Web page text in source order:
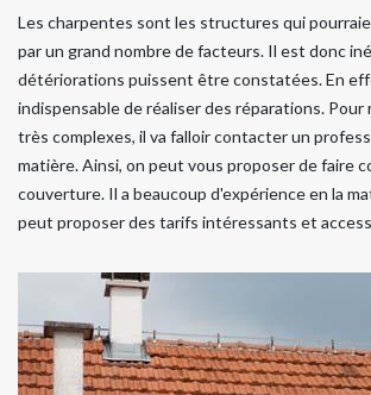
Les charpentes sont les structures qui
par un grand nombre de facteurs. Il est donc
détériorations puissent être constatées. En
indispensable de réaliser des réparations. Pour
très complexes, il va falloir contacter un
matière. Ainsi, on peut vous proposer de faire
couverture. Il a beaucoup d'expérience en la
peut proposer des tarifs intéressants et